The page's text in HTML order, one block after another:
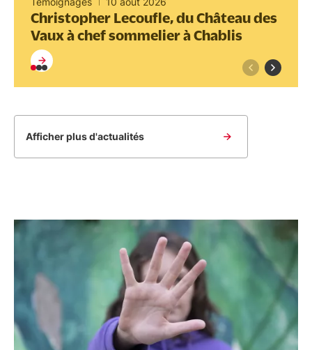
Christopher Lecoufle, du Château des
Vaux à chef sommelier à Chablis
Afficher plus d'actualités